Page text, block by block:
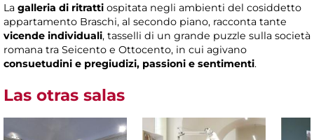
La galleria di ritratti ospitata negli ambienti del cosiddetto
appartamento Braschi, al secondo piano, racconta tante
vicende individuali, tasselli di un grande puzzle sulla società
romana tra Seicento e Ottocento, in cui agivano
consuetudini e pregiudizi, passioni e sentimenti.
Las otras salas